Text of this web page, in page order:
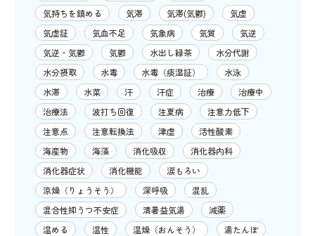
気持ちを鎮める
気滞 気滞(気鬱)
気虚
気虚証
気血不足 気象病 気質
気逆
気逆・気鬱
気鬱 水出し緑茶
水分代謝
水分摂取
水毒 水毒（痰湿証）
水泳
水滞
水菜 汗 汗症 治療
治療中
治療法
波打ち回復 注夏病
注意力低下
注意点
注意転換法 津虚
活性酸素
海産物
海藻 消化吸収
消化器内科
消化器症状
消化機能
涙もろい
涼燥（りょうそう）
深呼吸
混乱
混合性抑うつ不安症
清暑益気湯
減薬
温める
温性 温燥（おんそう）
湯たんぽ